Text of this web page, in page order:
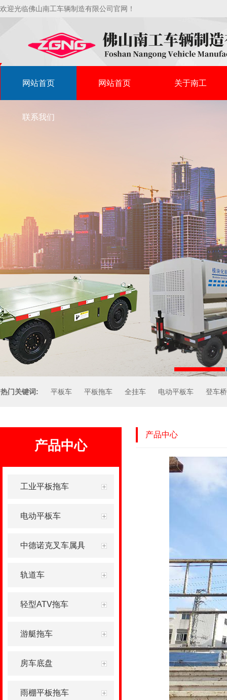
欢迎光临佛山南工车辆制造有限公司官网！
网站首页 网站首页 关于南工
联系我们
热门关键词: 平板车 平板拖车 全挂车 电动平板车 登车桥
产品中心
工业平板拖车
电动平板车
中德诺克叉车属具
轨道车
轻型ATV拖车
游艇拖车
房车底盘
雨棚平板拖车
产品中心